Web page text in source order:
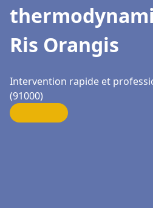
Ris Orangis
Intervention rapide et
(91000)